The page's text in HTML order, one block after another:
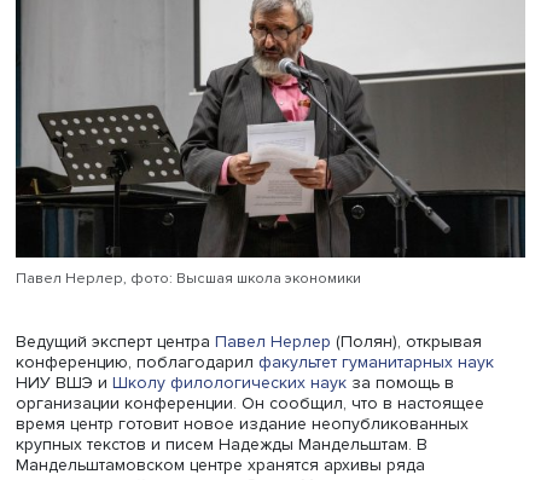
хранителя его наследия Надежды Яковлевны